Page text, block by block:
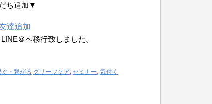
ち追加▼
＠へ移行致しました。
ぐ・繋がる グリーフケア, セミナー, 気付く